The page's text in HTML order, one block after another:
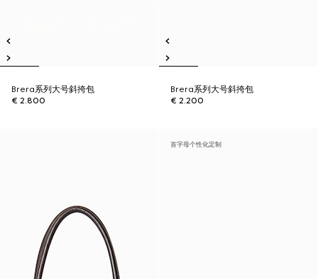
Brera系列大号斜挎包
€ 2.800
Brera系列大号斜挎包
€ 2.200
首字母个性化定制